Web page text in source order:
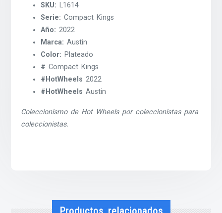
SKU: L1614
Serie: Compact Kings
Año: 2022
Marca: Austin
Color: Plateado
# Compact Kings
#HotWheels 2022
#HotWheels Austin
Coleccionismo de Hot Wheels por coleccionistas para
coleccionistas.